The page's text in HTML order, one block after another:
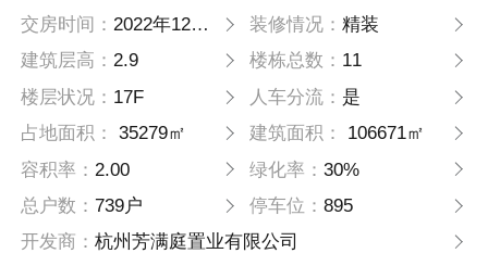
交房时间： 2022年12月31日 装修情况： 精装
建筑层高：2.9 楼栋总数： 11
楼层状况： 17F 人车分流： 是
占地面积：
35279㎡ 建筑面积：
106671㎡
容积率： 2.00 绿化率： 30%
总户数：739户 停车位： 895
开发商：杭州芳满庭置业有限公司